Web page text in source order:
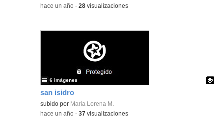
-hace un año -28 visualizaciones
san isidro
Contenido educativo.
subido por María Lorena M.
6 imágenes
-hace un año -37 visualizaciones